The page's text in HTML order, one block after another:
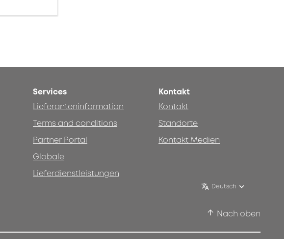
Services
Lieferanteninformation
Terms and conditions
Partner Portal
Globale
Lieferdienstleistungen
Kontakt
Kontakt
Standorte
Kontakt Medien
Deutsch
Nach oben